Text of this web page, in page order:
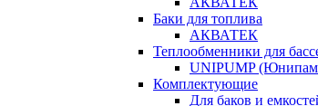
Баки для топлива
АКВАТЕК
Теплообменники для
UNIPUMP
Комплектующие
Для баков и